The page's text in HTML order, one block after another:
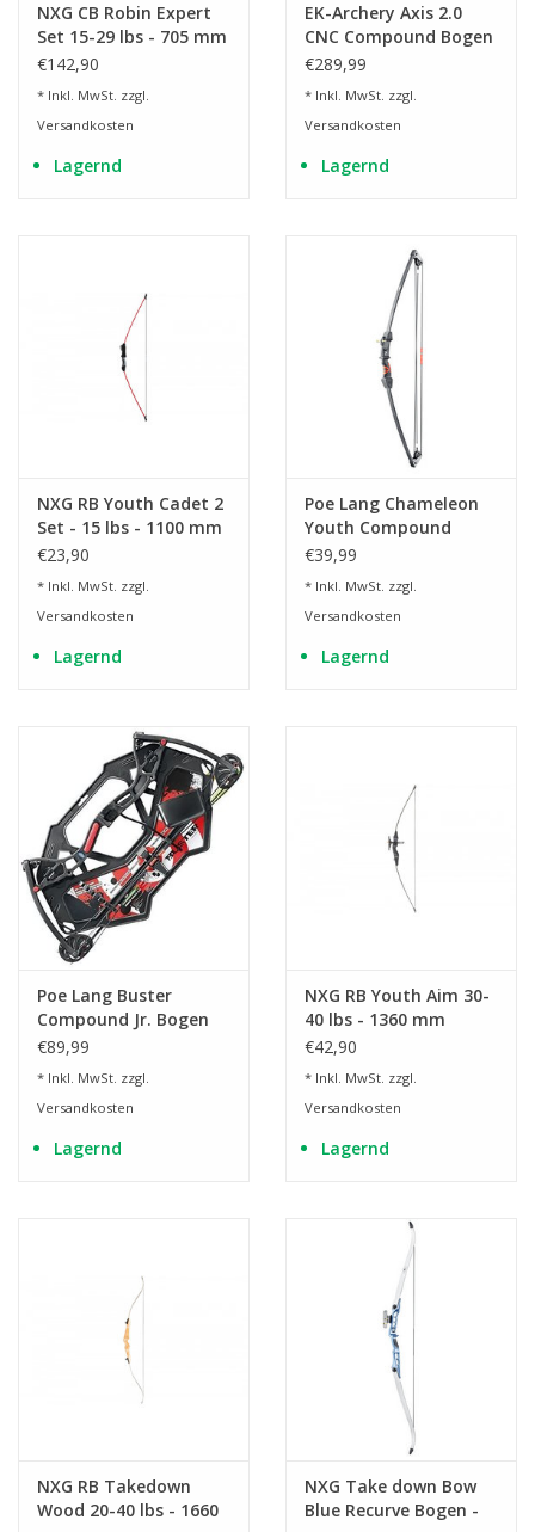
NXG CB Robin Expert
Set 15-29 lbs - 705 mm
€142,90
* Inkl. MwSt. zzgl.
Versandkosten
Lagernd
EK-Archery Axis 2.0
CNC Compound Bogen
- camo
€289,99
* Inkl. MwSt. zzgl.
Versandkosten
Lagernd
NXG RB Youth Cadet 2
Set - 15 lbs - 1100 mm
€23,90
* Inkl. MwSt. zzgl.
Versandkosten
Lagernd
Poe Lang Chameleon
Youth Compound
Bogen Set - 510 - 610
€39,99
* Inkl. MwSt. zzgl.
Versandkosten
Lagernd
Poe Lang Buster
Compound Jr. Bogen
Set
€89,99
* Inkl. MwSt. zzgl.
Versandkosten
Lagernd
NXG RB Youth Aim 30-
40 lbs - 1360 mm
€42,90
* Inkl. MwSt. zzgl.
Versandkosten
Lagernd
NXG RB Takedown
Wood 20-40 lbs - 1660
NXG Take down Bow
Blue Recurve Bogen -